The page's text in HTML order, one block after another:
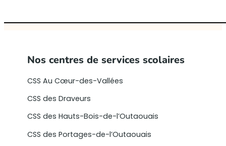
Nos centres de services scolaires
CSS Au Cœur-des-Vallées
CSS des Draveurs
CSS des Hauts-Bois-de-l’Outaouais
CSS des Portages-de-l’Outaouais